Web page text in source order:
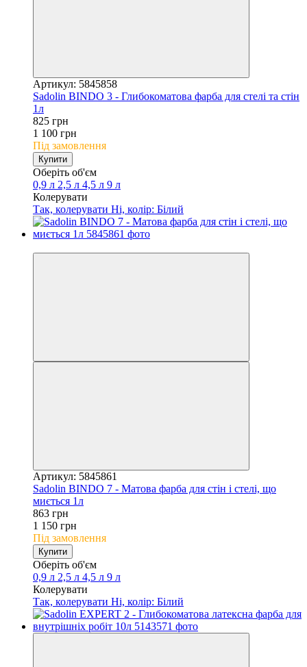
Артикул: 5845858
Sadolin BINDO 3 - Глибокоматова фарба для стелі та стін
1л
825 грн
1 100 грн
Під замовлення
Купити
Оберіть об'єм
0,9 л 2,5 л 4,5 л 9 л
Колерувати
Так, колерувати Ні, колір: Білий
Артикул: 5845861
Sadolin BINDO 7 - Матова фарба для стін і стелі, що
миється 1л
863 грн
1 150 грн
Під замовлення
Купити
Оберіть об'єм
0,9 л 2,5 л 4,5 л 9 л
Колерувати
Так, колерувати Ні, колір: Білий